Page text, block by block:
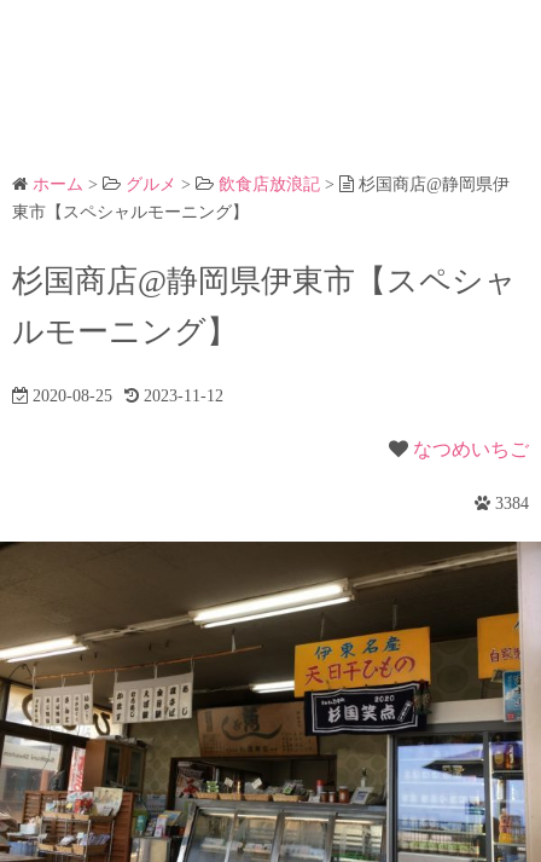
ホーム > グルメ > 飲食店放浪記 >
杉国商店@静岡県伊
東市【スペシャルモーニング】
杉国商店@静岡県伊東市【スペシャ
ルモーニング】
2020-08-25 2023-11-12
なつめいちご
3384